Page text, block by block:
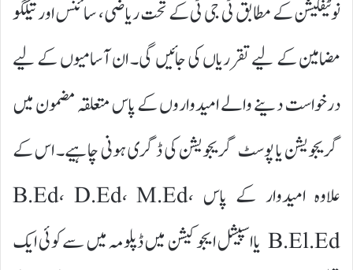
نوٹیفکیشن کے مطابق ٹی جی ٹی کے تحت ریاضی، سائنس اور تیلگو
مضامین کے لیے تقرریاں کی جائیں گی۔ ان آسامیوں کے لیے
درخواست دینے والے امیدواروں کے پاس متعلقہ مضمون میں
گریجویشن یا پوسٹ گریجویشن کی ڈگری ہونی چاہیے۔ اس کے
علاوہ امیدوار کے پاس B.Ed، D.Ed، M.Ed،
B.El.Ed یا اسپیشل ایجوکیشن میں ڈپلومہ میں سے کوئی ایک